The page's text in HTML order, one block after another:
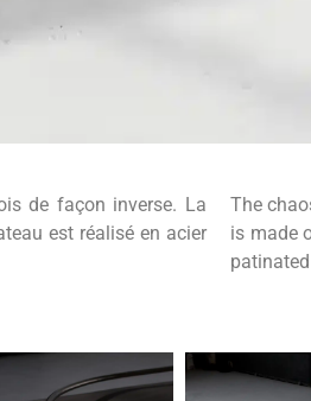
de façon inverse. La
est réalisé en acier
The
is made